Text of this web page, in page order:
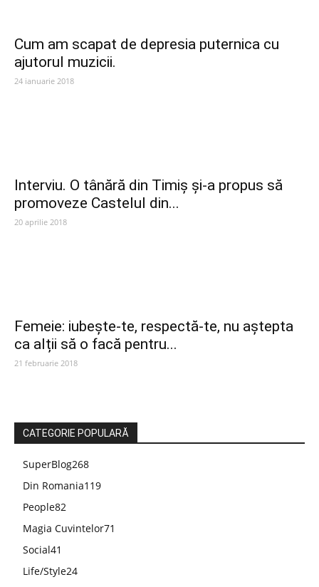
Cum am scapat de depresia puternica cu
ajutorul muzicii.
24 ianuarie 2018
Interviu. O tânără din Timiș și-a propus să
promoveze Castelul din...
20 aprilie 2018
Femeie: iubește-te, respectă-te, nu aștepta
ca alții să o facă pentru...
21 februarie 2018
CATEGORIE POPULARĂ
SuperBlog268
Din Romania119
People82
Magia Cuvintelor71
Social41
Life/Style24